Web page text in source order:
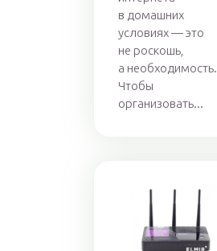
в домашних
условиях — это
не роскошь,
а необходимость.
Чтобы
организовать...